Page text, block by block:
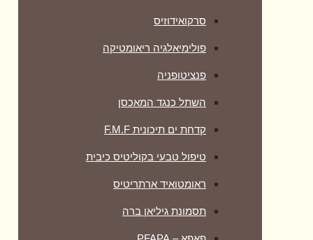
סרקואידוזיס
פולימיאלגיה ריאומטיקה
‏פנציטופניה
השתל כנגד המאכסן
קדחת ים תיכונית F.M.F
טיפול טבעי בקוליטיס כיבית
ראומטואיד ארתריטיס
תסמונת גיליאן ברה